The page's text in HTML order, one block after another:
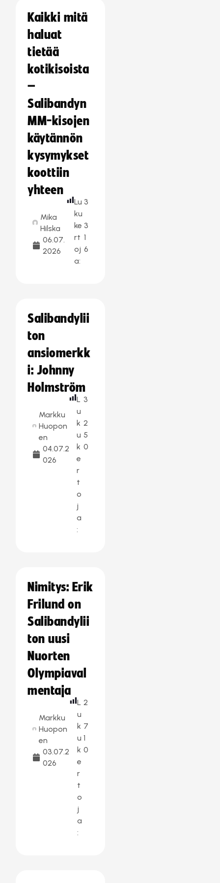
Kaikki mitä
haluat
tietää
kotikisoista
–
Salibandyn
MM-kisojen
käytännön
kysymykset
koottiin
yhteen
Mika
Hilska
06.07.
2026
Lu
ku
ke
rt
oj
a:
3
3
1
6
Salibandylii
ton
ansiomerkk
i: Johnny
Holmström
Markku
Huopon
en
04.07.2
026
L
u
k
u
k
e
r
t
o
j
a
:
3
2
5
0
Nimitys: Erik
Frilund on
Salibandylii
ton uusi
Nuorten
Olympiaval
mentaja
Markku
Huopon
en
03.07.2
026
L
u
k
u
k
e
r
t
o
j
a
:
2
7
1
0